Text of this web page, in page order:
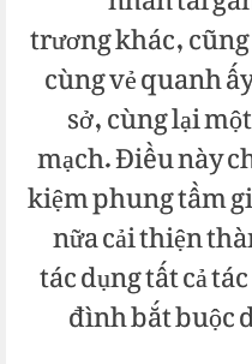
trương khác,
cùng vẻ quanh
sở, cùng lại
mạch. Điều này
kiệm phung tầm
nữa cải thiện
tác dụng tất cả
đình bắt buộc